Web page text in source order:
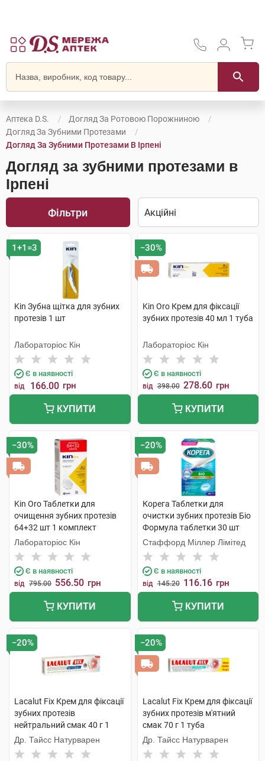
Аптека D.S.
Догляд За Ротовою Порожниною
Догляд За Зубними Протезами
Догляд За Зубними Протезами В Ірпені
Догляд за зубними протезами в
Ірпені
Фільтри
1+1=3
Kin Зубна щітка для зубних
протезів 1 шт
Лабораторіос Кін
Є в наявності
від 166.00 грн
КУПИТИ
−30%
Kin Oro Крем для фіксації
зубних протезів 40 мл 1 туба
Лабораторіос Кін
Є в наявності
від 398.00 278.60 грн
КУПИТИ
−30%
Kin Oro Таблетки для
очищення зубних протезів
64+32 шт 1 комплект
Лабораторіос Кін
Є в наявності
від 795.00 556.50 грн
КУПИТИ
−20%
Корега Таблетки для
очистки зубних протезів Біо
Формула таблетки 30 шт
Стаффорд Міллер Лімітед
Є в наявності
від 145.20 116.16 грн
КУПИТИ
−20%
Lacalut Fix Крем для фіксації
зубних протезів
нейтральний смак 40 г 1
туба
Др. Тайсс Натурварен
−20%
Lacalut Fix Крем для фіксації
зубних протезів м'ятний
смак 70 г 1 туба
Др. Тайсс Натурварен